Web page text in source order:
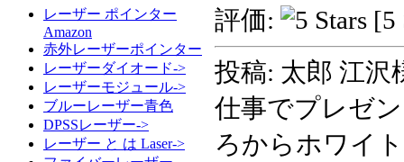
レーザー ポインター
Amazon
赤外レーザーポインター
レーザーダイオード->
レーザーモジュール->
ブルーレーザー青色
DPSSレーザー->
レーザー と は Laser->
評価:
[5
投稿: 太郎 江沢
仕事でプレゼ
ろからホワイ